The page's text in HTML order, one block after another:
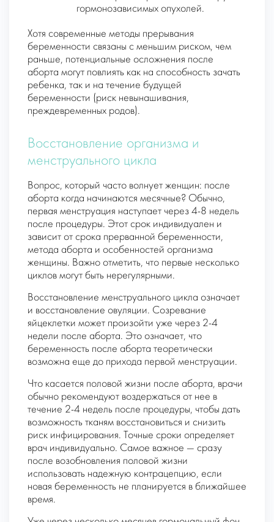
гормонозависимых опухолей.
Хотя современные методы прерывания
беременности связаны с меньшим риском, чем
раньше, потенциальные осложнения после
аборта могут повлиять как на способность зачать
ребенка, так и на течение будущей
беременности (риск невынашивания,
преждевременных родов).
Восстановление организма и
менструального цикла
Вопрос, который часто волнует женщин: после
аборта когда начинаются месячные? Обычно,
первая менструация наступает через 4-8 недель
после процедуры. Этот срок индивидуален и
зависит от срока прерванной беременности,
метода аборта и особенностей организма
женщины. Важно отметить, что первые несколько
циклов могут быть нерегулярными.
Восстановление менструального цикла означает
и восстановление овуляции. Созревание
яйцеклетки может произойти уже через 2-4
недели после аборта. Это означает, что
беременность после аборта теоретически
возможна еще до прихода первой менструации.
Что касается половой жизни после аборта, врачи
обычно рекомендуют воздержаться от нее в
течение 2-4 недель после процедуры, чтобы дать
возможность тканям восстановиться и снизить
риск инфицирования. Точные сроки определяет
врач индивидуально. Самое важное — сразу
после возобновления половой жизни
использовать надежную контрацепцию, если
новая беременность не планируется в ближайшее
время.